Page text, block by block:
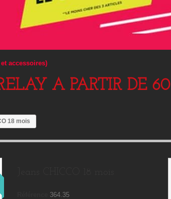
accessoires)
A PARTIR DE
18 mois
364.35